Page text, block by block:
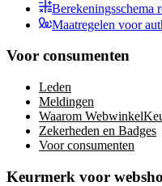
Berekeningsschema
Maatregelen voor
Voor consumenten
Leden
Meldingen
Waarom
Zekerheden en Badges
Voor consumenten
Keurmerk voor